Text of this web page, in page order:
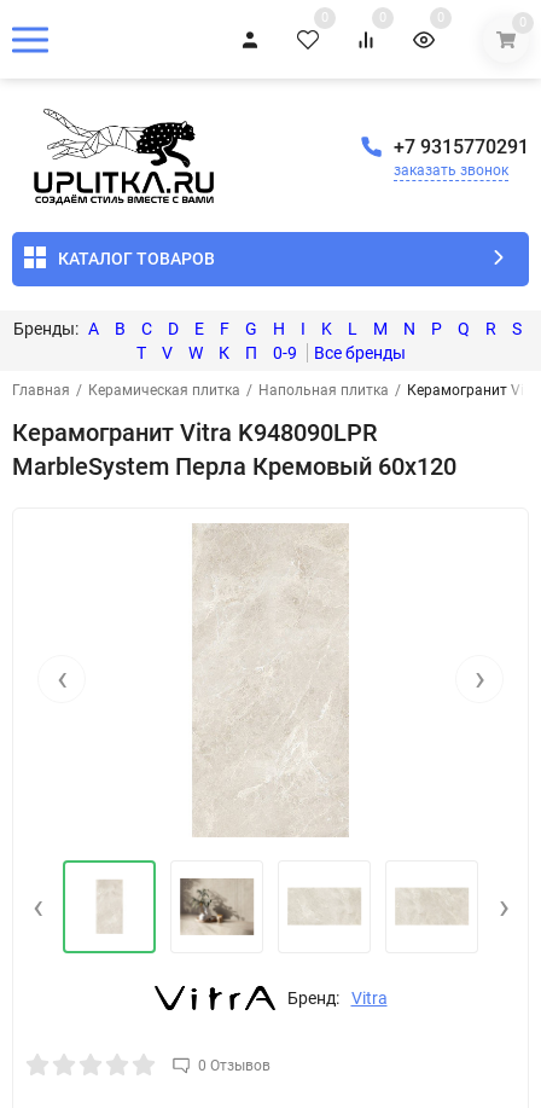
0 0 0 0
+7 9315770291
заказать звонок
КАТАЛОГ ТОВАРОВ
A B C D E F G H I K L M N P Q R
S
T
V W К П 0-9
Главная / Керамическая плитка / Напольная плитка / Керамогранит
Керамогранит Vitra K948090LPR
MarbleSystem Перла Кремовый 60x120
‹ ›
‹ ›
Бренд: Vitra
0 Отзывов